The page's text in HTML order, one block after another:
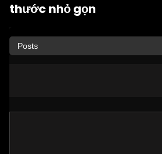
thước nhỏ gọn